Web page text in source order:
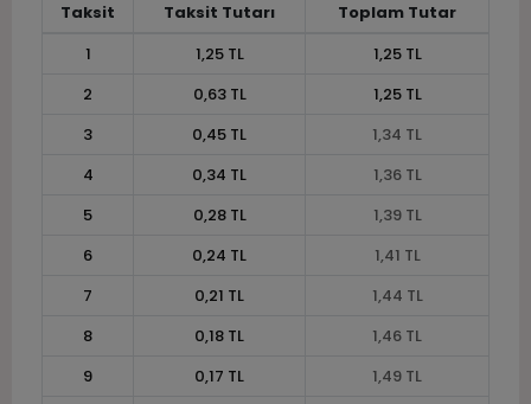
Taksit Taksit Tutarı
Toplam Tutar
1
1,25 TL
1,25 TL
2
0,63 TL
1,25 TL
3
0,45 TL
1,34 TL
4
0,34 TL
1,36 TL
5
0,28 TL
1,39 TL
6
0,24 TL
1,41 TL
7
0,21 TL
1,44 TL
8
0,18 TL
1,46 TL
9
0,17 TL
1,49 TL